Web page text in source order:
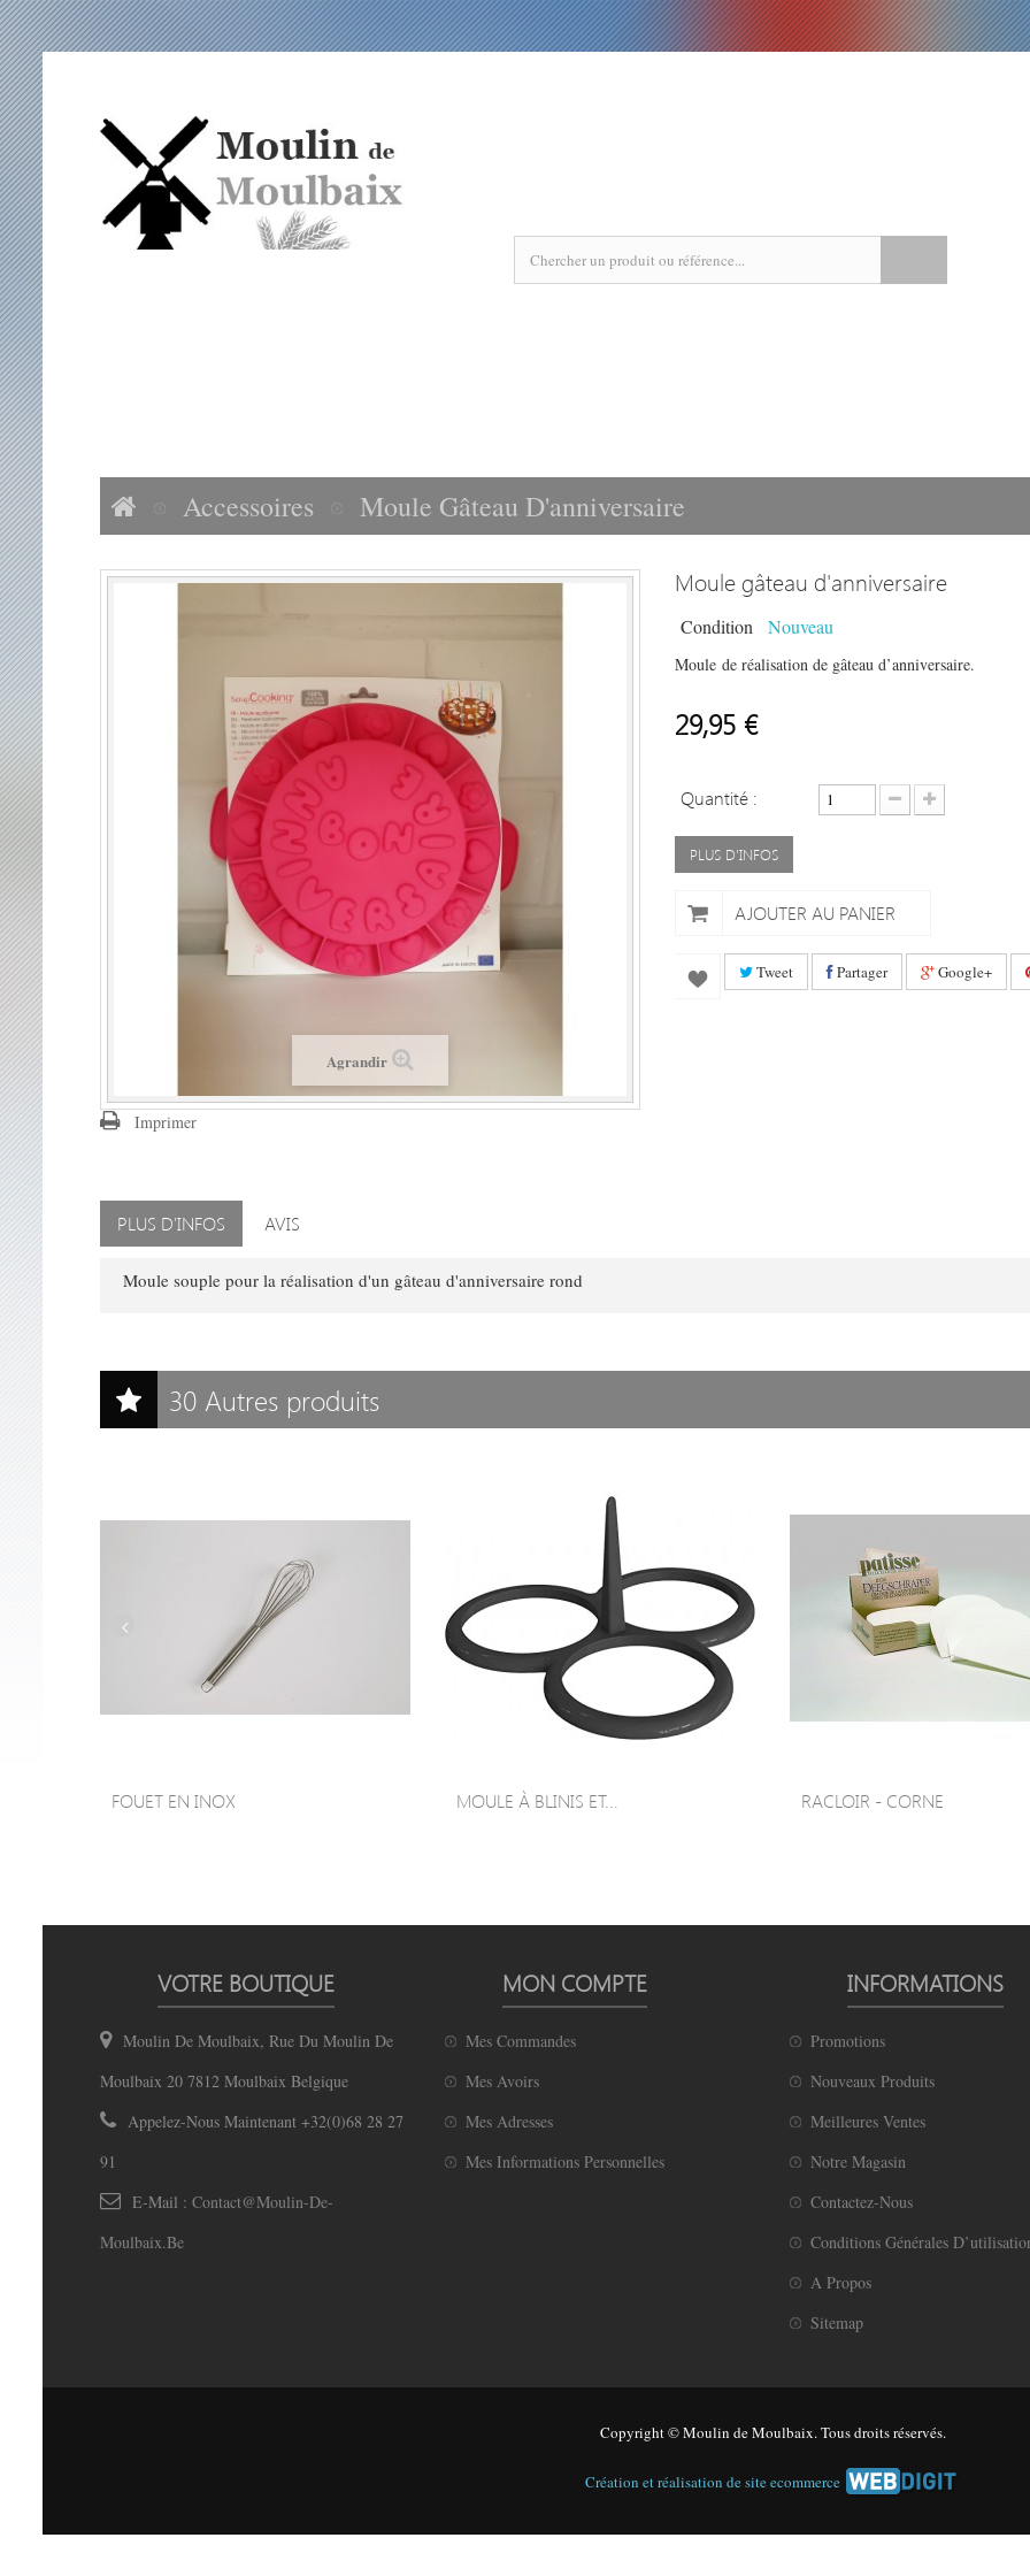
Accessoires Moule Gâteau D'anniversaire
Agrandir
Imprimer
Moule gâteau d'anniversaire
Condition Nouveau
Moule de réalisation de gâteau d’anniversaire.
29,95 €
Quantité :
PLUS D'INFOS
AJOUTER AU PANIER
Tweet Partager Google+
PLUS D'INFOS AVIS
Moule souple pour la réalisation d'un gâteau d'anniversaire rond
30 Autres produits
FOUET EN INOX MOULE À BLINIS ET... RACLOIR - CORNE
VOTRE BOUTIQUE
Moulin De Moulbaix, Rue Du Moulin De
Moulbaix 20 7812 Moulbaix Belgique
Appelez-Nous Maintenant +32(0)68 28 27
91
E-Mail : Contact@moulin-De-
Moulbaix.be
MON COMPTE
Mes Commandes
Mes Avoirs
Mes Adresses
Mes Informations Personnelles
INFORMATIONS
Promotions
Nouveaux Produits
Meilleures Ventes
Notre Magasin
Contactez-Nous
Conditions Générales
A Propos
Sitemap
Copyright © Moulin de Moulbaix. Tous droits réservés.
Création et réalisation de site ecommerce